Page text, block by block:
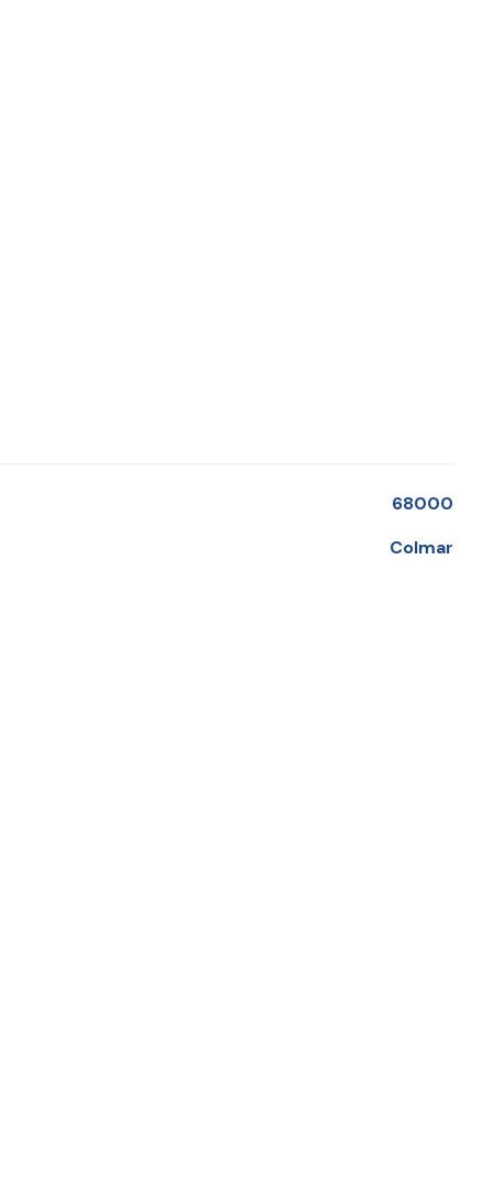
68000
Colmar